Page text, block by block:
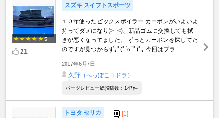
5
21
スズキ スイフトスポーツ
１０年使ったビックスポイラー カーボンがいよいよ
持ってダメになり(>_<)、新品ゴムに交換しても拭
きが悪くなってました。 ずっとカーボンを探してた
のですが見つからず｡ﾟ(ﾟ´ω`ﾟ)ﾟ｡ 今回はブラ ...
2017年6月7日
久野（へっぽこコドラ）
パーツレビュー総投稿数：147件
トヨタ セリカ [1]